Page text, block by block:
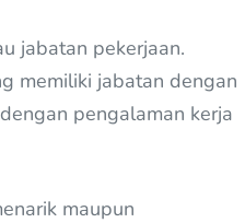
jabatan pekerjaan.
memiliki jabatan dengan
pengalaman kerja
maupun